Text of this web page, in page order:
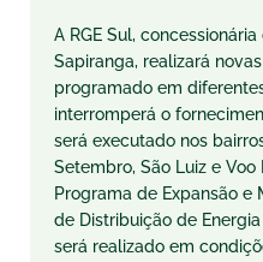
A RGE Sul,
Sapiranga, realizará
programado em
interromperá o
será executado nos
Setembro, São Luiz e
Programa de Expansão e
de Distribuição de
será realizado em